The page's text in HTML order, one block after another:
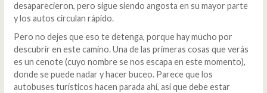
desaparecieron, pero sigue siendo angosta en su mayor parte
y los autos circulan rápido.
Pero no dejes que eso te detenga, porque hay mucho por
descubrir en este camino. Una de las primeras cosas que verás
es un cenote (cuyo nombre se nos escapa en este momento),
donde se puede nadar y hacer buceo. Parece que los
autobuses turísticos hacen parada ahí, así que debe estar